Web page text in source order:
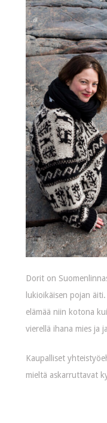
Dorit on
lukioikäisen pojan
elämää niin kotona
vierellä ihana mies ja
Kaupalliset
mieltä askarruttavat